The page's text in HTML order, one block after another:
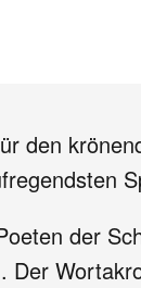
den
der